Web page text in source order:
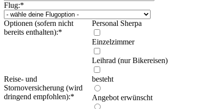
Flug:*
Optionen (sofern nicht
bereits enthalten):*
Personal Sherpa
Einzelzimmer
Leihrad (nur Bikereisen)
Reise- und
Stornoversicherung (wird
dringend empfohlen):*
besteht
Angebot erwünscht